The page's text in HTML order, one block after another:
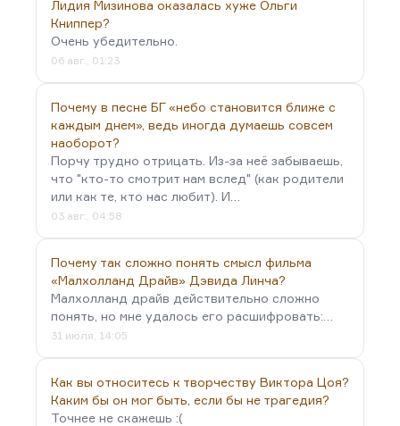
Лидия Мизинова оказалась хуже Ольги
Книппер?
Очень убедительно.
06 авг., 01:23
Почему в песне БГ «небо становится ближе с
каждым днем», ведь иногда думаешь совсем
наоборот?
Порчу трудно отрицать. Из-за неё забываешь,
что "кто-то смотрит нам вслед" (как родители
или как те, кто нас любит). И…
03 авг., 04:58
Почему так сложно понять смысл фильма
«Малхолланд Драйв» Дэвида Линча?
Малхолланд драйв действительно сложно
понять, но мне удалось его расшифровать:…
31 июля, 14:05
Как вы относитесь к творчеству Виктора Цоя?
Каким бы он мог быть, если бы не трагедия?
Точнее не скажешь :(